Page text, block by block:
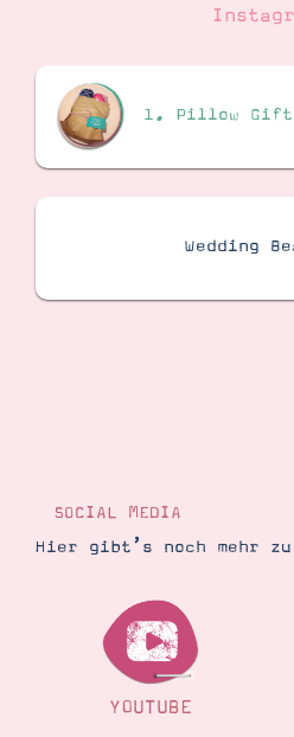
1. Pillow Gift
Wedding
SOCIAL MEDIA
Hier gibt’s noch mehr zu
YOUTUBE